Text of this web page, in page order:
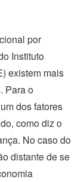
por
Instituto
existem mais
Para o
dos fatores
como diz o
No caso do
distante de se